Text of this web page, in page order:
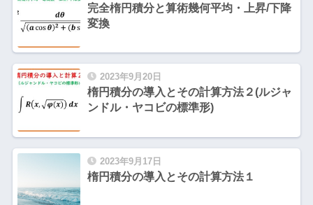
完全楕円積分と算術幾何平均・上昇/下降
変換
2023年9月20日
楕円積分の導入とその計算方法２(ルジャ
ンドル・ヤコビの標準形)
2023年9月17日
楕円積分の導入とその計算方法１